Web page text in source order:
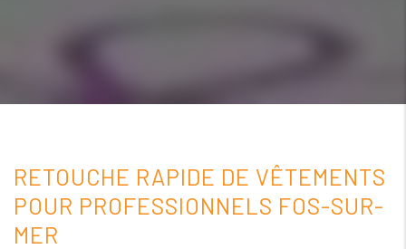
RETOUCHE RAPIDE DE VÊTEMENTS
POUR PROFESSIONNELS FOS-SUR-
MER